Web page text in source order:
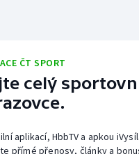
ČT SPORT
celý
aplikací, HbbTV a apkou
přímé přenosy, články a